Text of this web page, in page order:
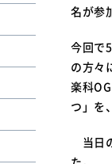
名が参
今回で
の方々
楽科
つ」を
当日